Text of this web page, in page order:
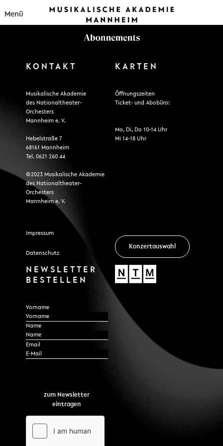
Menü
KONTAKT
Musikalische Akademie
des Nationaltheater-
Orchesters
Mannheim e. V.
Hebelstraße 7
68161 Mannheim
Tel. 0621 260 44
©2023 Musikalische Akademie
des Nationaltheater-
Orchesters
Mannheim e. V.
Impressum
Datenschutz
KARTEN
Öffnungszeiten
Ticket- und Abobüro:
Mo, Di, Do 10-14 Uhr
Mi 14-18 Uhr
Konzertauswahl
NEWSLETTER
BESTELLEN
Section
Vorname
Name
Email
zum Newsletter
eintragen